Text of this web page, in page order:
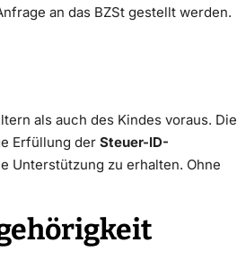
an das BZSt gestellt werden.
als auch des Kindes voraus. Die
Erfüllung der Steuer-ID-
Unterstützung zu erhalten. Ohne